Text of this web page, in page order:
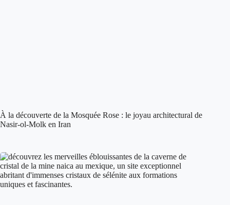
À la découverte de la Mosquée Rose : le joyau architectural de
Nasir-ol-Molk en Iran